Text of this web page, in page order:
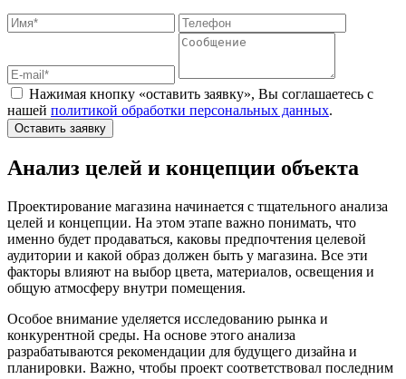
Нажимая кнопку «оставить заявку», Вы соглашаетесь с
нашей политикой обработки персональных данных.
Оставить заявку
Анализ целей и концепции объекта
Проектирование магазина начинается с тщательного анализа
целей и концепции. На этом этапе важно понимать, что
именно будет продаваться, каковы предпочтения целевой
аудитории и какой образ должен быть у магазина. Все эти
факторы влияют на выбор цвета, материалов, освещения и
общую атмосферу внутри помещения.
Особое внимание уделяется исследованию рынка и
конкурентной среды. На основе этого анализа
разрабатываются рекомендации для будущего дизайна и
планировки. Важно, чтобы проект соответствовал последним